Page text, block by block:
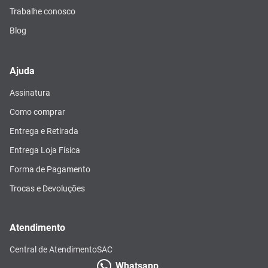
Trabalhe conosco
Blog
Ajuda
Assinatura
Como comprar
Entrega e Retirada
Entrega Loja Física
Forma de Pagamento
Trocas e Devoluções
Atendimento
Central de AtendimentoSAC
Whatsapp